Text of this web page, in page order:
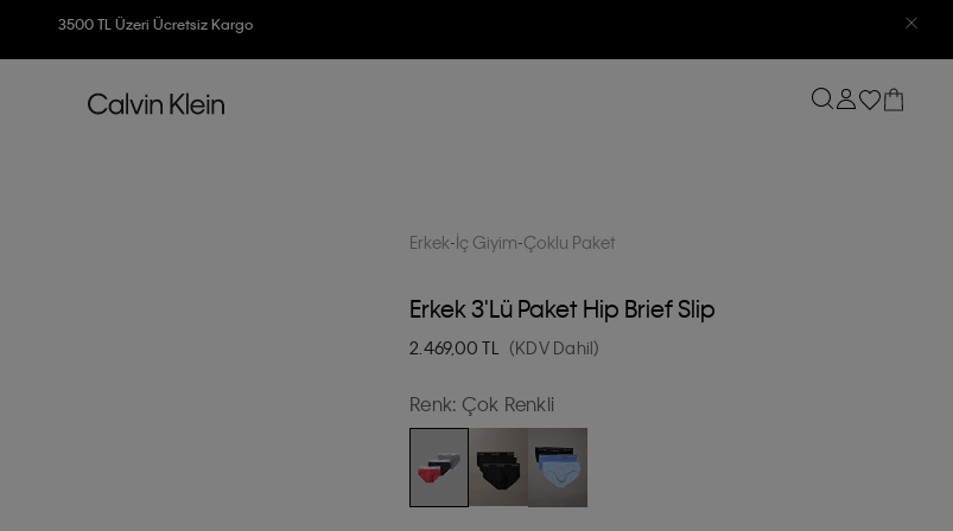
7500 TL Ve Üzeri Alışverişlerinizde 6 Taksit İmkanı
Erkek İç Giyim Çoklu Paket
Erkek 3'lü Paket Hip Brief Slip
2.469,00 TL (KDV Dahil)
Renk: Çok Renkli